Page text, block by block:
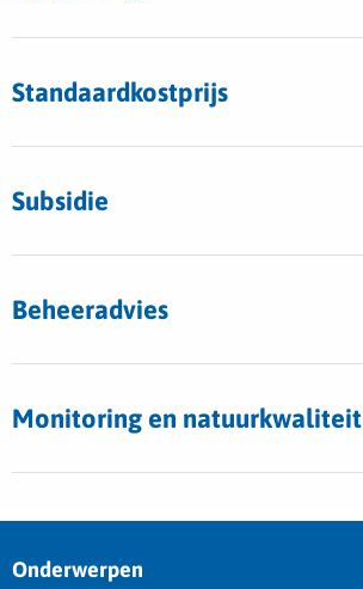
Standaardkostprijs
Subsidie
Beheeradvies
Monitoring en natuurkwaliteit
Site
Onderwerpen